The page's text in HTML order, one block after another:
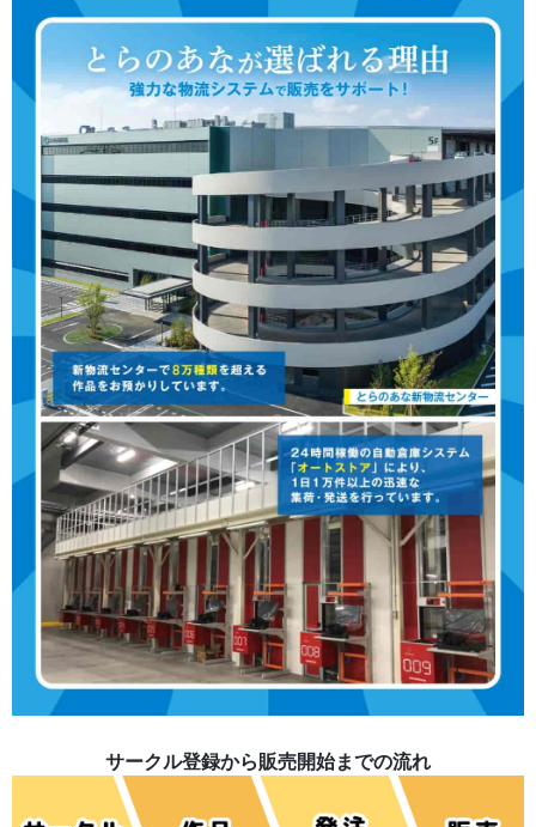
サークル登録から販売開始までの流れ